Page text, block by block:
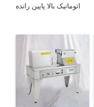
اتوماتیک بالا پایین رانده